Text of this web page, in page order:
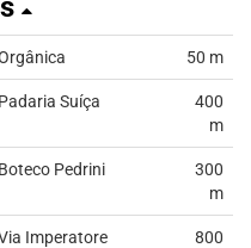
50 m
Padaria Suíça
400
m
Boteco Pedrini
300
m
Imperatore
800